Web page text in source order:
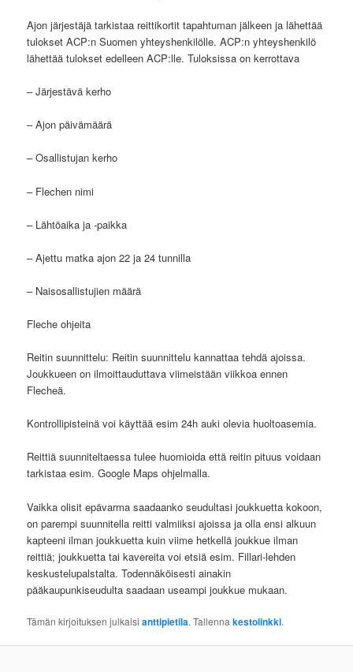
Ajon järjestäjä tarkistaa reittikortit tapahtuman jälkeen ja lähettää
tulokset ACP:n Suomen yhteyshenkilölle. ACP:n yhteyshenkilö
lähettää tulokset edelleen ACP:lle. Tuloksissa on kerrottava
– Järjestävä kerho
– Ajon päivämäärä
– Osallistujan kerho
– Flechen nimi
– Lähtöaika ja -paikka
– Ajettu matka ajon 22 ja 24 tunnilla
– Naisosallistujien määrä
Fleche ohjeita
Reitin suunnittelu: Reitin suunnittelu kannattaa tehdä ajoissa.
Joukkueen on ilmoittauduttava viimeistään viikkoa ennen
Flecheä.
Kontrollipisteinä voi käyttää esim 24h auki olevia huoltoasemia.
Reittiä suunniteltaessa tulee huomioida että reitin pituus voidaan
tarkistaa esim. Google Maps ohjelmalla.
Vaikka olisit epävarma saadaanko seudultasi joukkuetta kokoon,
on parempi suunnitella reitti valmiiksi ajoissa ja olla ensi alkuun
kapteeni ilman joukkuetta kuin viime hetkellä joukkue ilman
reittiä; joukkuetta tai kavereita voi etsiä esim. Fillari-lehden
keskustelupalstalta. Todennäköisesti ainakin
pääkaupunkiseudulta saadaan useampi joukkue mukaan.
Tämän kirjoituksen julkaisianttipietila. Tallennakestolinkki.